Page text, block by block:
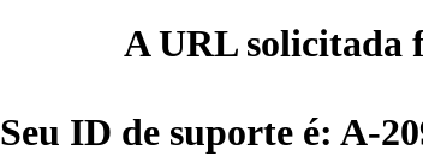
A URL solicitada
Seu ID de suporte é: A-